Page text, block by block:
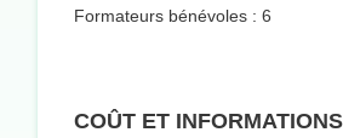
Formateurs bénévoles : 6
COÛT ET INFORMATIONS